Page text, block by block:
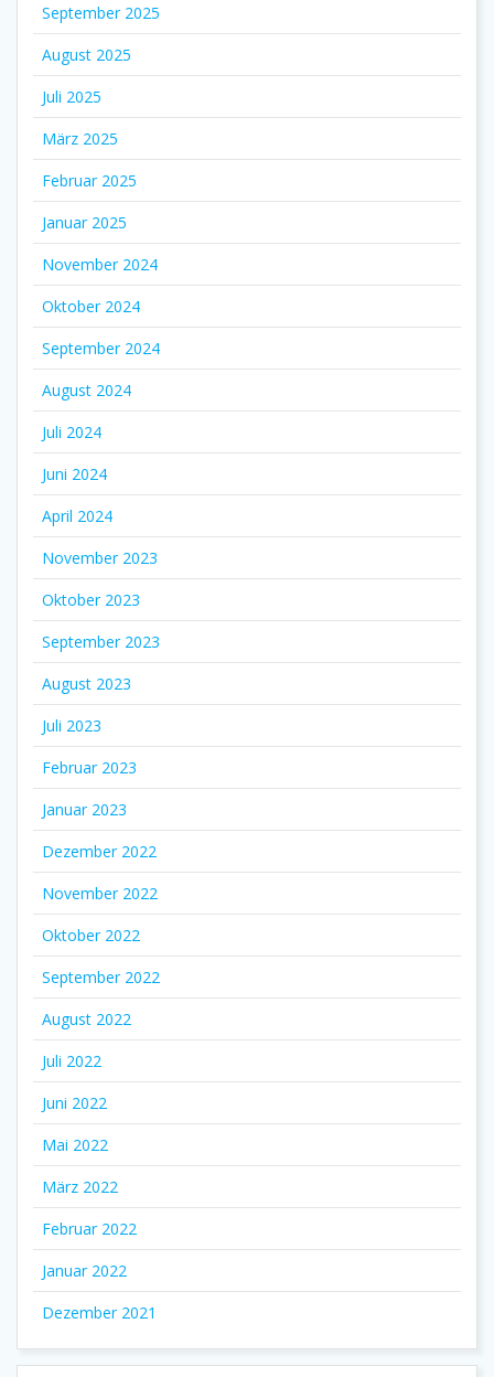
September 2025
August 2025
Juli 2025
März 2025
Februar 2025
Januar 2025
November 2024
Oktober 2024
September 2024
August 2024
Juli 2024
Juni 2024
April 2024
November 2023
Oktober 2023
September 2023
August 2023
Juli 2023
Februar 2023
Januar 2023
Dezember 2022
November 2022
Oktober 2022
September 2022
August 2022
Juli 2022
Juni 2022
Mai 2022
März 2022
Februar 2022
Januar 2022
Dezember 2021